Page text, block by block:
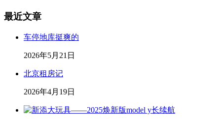
最近文章
车停地库挺爽的
2026年5月21日
北京租房记
2026年4月19日